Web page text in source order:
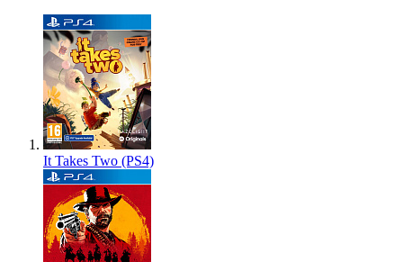
It Takes Two (PS4)